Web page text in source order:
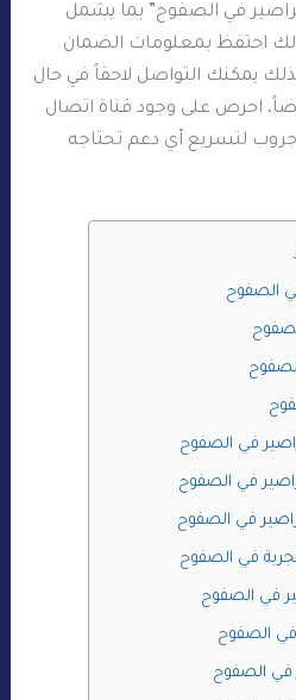
في الصفوح” بما يشمل
احتفظ بمعلومات الضمان
يمكنك التواصل لاحقاً في حال
احرص على وجود قناة اتصال
لتسريع أي دعم تحتاجه
الصفوح
في الصفوح
في الصفوح
في الصفوح
في الصفوح
في الصفوح
الصفوح
الصفوح